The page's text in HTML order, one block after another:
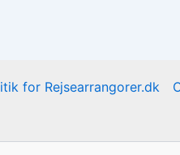
for Rejsearrangorer.dk